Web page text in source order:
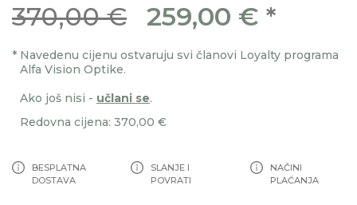
370,00 € 259,00 € *
* Navedenu cijenu ostvaruju svi članovi Loyalty programa
Alfa Vision Optike.
Ako još nisi - učlani se.
Redovna cijena: 370,00 €
BESPLATNA
DOSTAVA
SLANJE I
POVRATI
NAČINI
PLAĆANJA